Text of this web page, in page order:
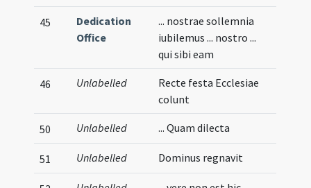
45
Dedication
Office
... nostrae sollemnia
iubilemus ... nostro ...
qui sibi eam
46 Unlabelled
Recte festa Ecclesiae
colunt
50 Unlabelled ... Quam dilecta
51 Unlabelled Dominus regnavit